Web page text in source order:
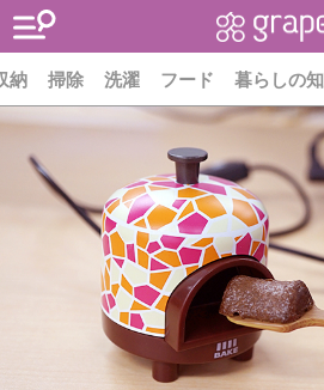
納 掃除 洗濯 フード 暮らしの